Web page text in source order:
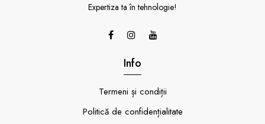
Expertiza ta în tehnologie!
Info
Termeni și condiții
Politică de confidențialitate